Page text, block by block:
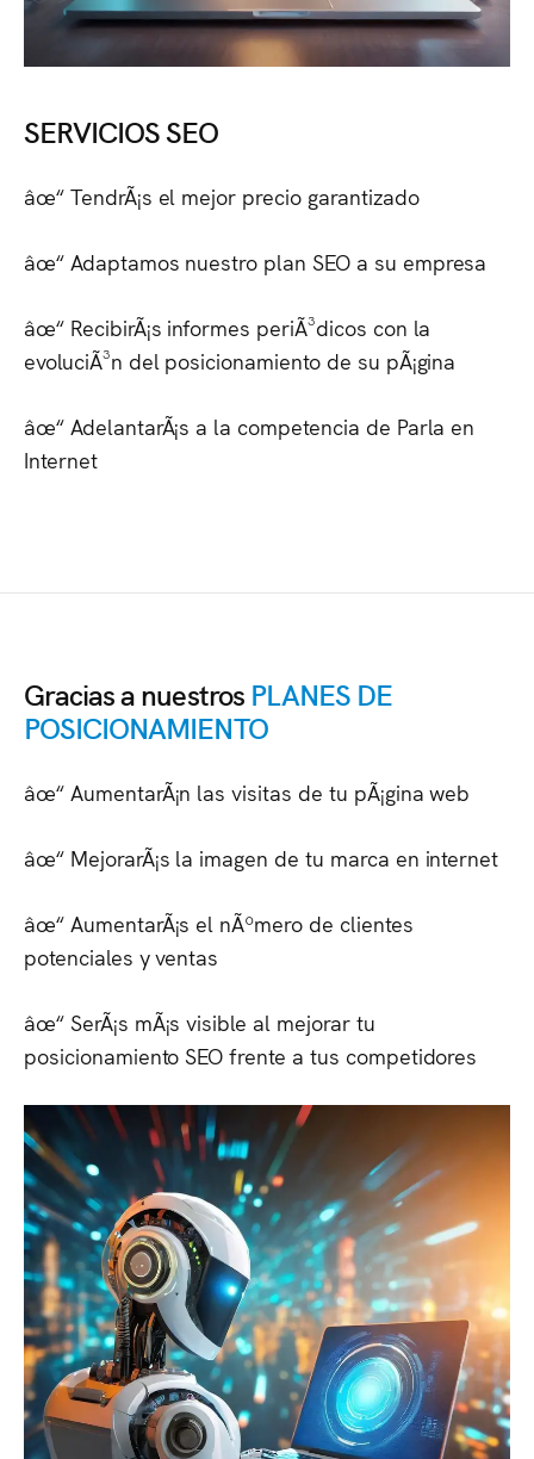
SERVICIOS SEO
âœ“ TendrÃ¡s el mejor precio garantizado
âœ“ Adaptamos nuestro plan SEO a su empresa
âœ“ RecibirÃ¡s informes periÃ³dicos con la
evoluciÃ³n del posicionamiento de su pÃ¡gina
âœ“ AdelantarÃ¡s a la competencia de Parla en
Internet
Gracias a nuestros PLANES DE
POSICIONAMIENTO
âœ“ AumentarÃ¡n las visitas de tu pÃ¡gina web
âœ“ MejorarÃ¡s la imagen de tu marca en internet
âœ“ AumentarÃ¡s el nÃºmero de clientes
potenciales y ventas
âœ“ SerÃ¡s mÃ¡s visible al mejorar tu
posicionamiento SEO frente a tus competidores